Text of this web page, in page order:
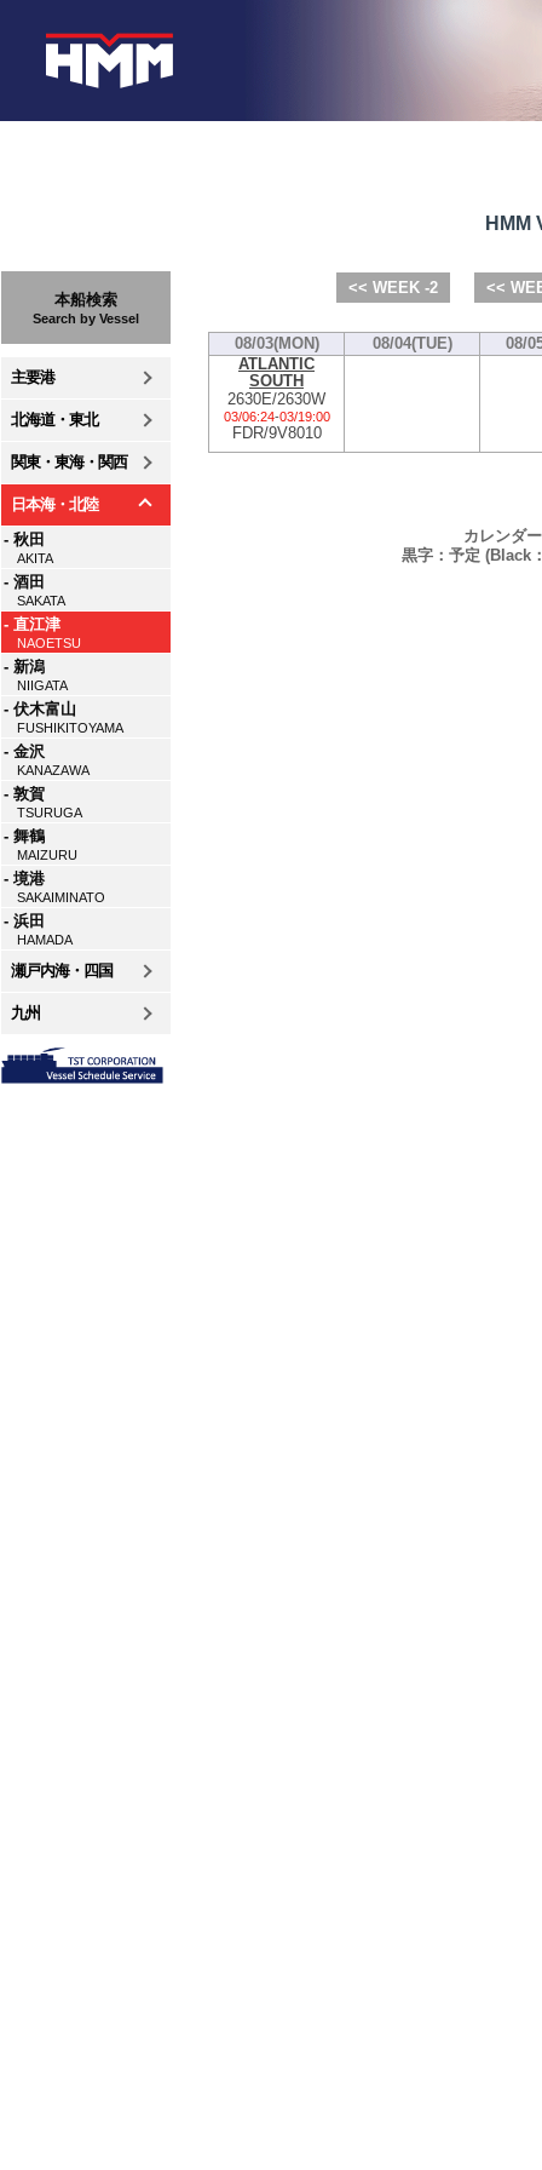
本船検索
Search by Vessel
主要港
北海道・東北
関東・東海・関西
日本海・北陸
- 秋田
AKITA
- 酒田
SAKATA
- 直江津
NAOETSU
- 新潟
NIIGATA
- 伏木富山
FUSHIKITOYAMA
- 金沢
KANAZAWA
- 敦賀
TSURUGA
- 舞鶴
MAIZURU
- 境港
SAKAIMINATO
- 浜田
HAMADA
瀬戸内海・四国
九州
HMM
<< WEEK -2 <<
08/03(MON) 08/04(TUE)
08/
ATLANTIC
SOUTH
2630E/2630W
03/06:24-03/19:00
FDR/9V8010
カレンダ
黒字：予定